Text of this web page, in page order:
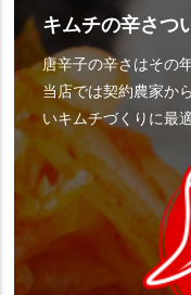
キムチの辛さつ
唐辛子の辛さはその
当店では契約農家か
いキムチづくりに最